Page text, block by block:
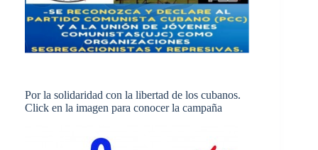
Por la solidaridad con la libertad de los cubanos.
Click en la imagen para conocer la campaña